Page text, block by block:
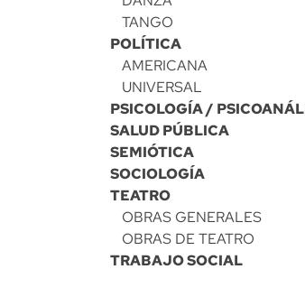
TANGO
POLÍTICA
AMERICANA
UNIVERSAL
PSICOLOGÍA /
SALUD PÚBLICA
SEMIÓTICA
SOCIOLOGÍA
TEATRO
OBRAS GENERALES
OBRAS DE TEATRO
TRABAJO SOCIAL